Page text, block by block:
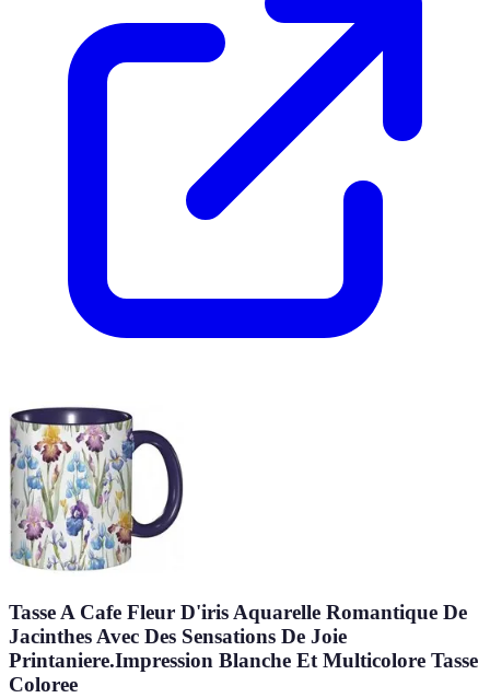
Tasse A Cafe Fleur D'iris Aquarelle Romantique De
Jacinthes Avec Des Sensations De Joie
Printaniere.Impression Blanche Et Multicolore Tasse
Coloree